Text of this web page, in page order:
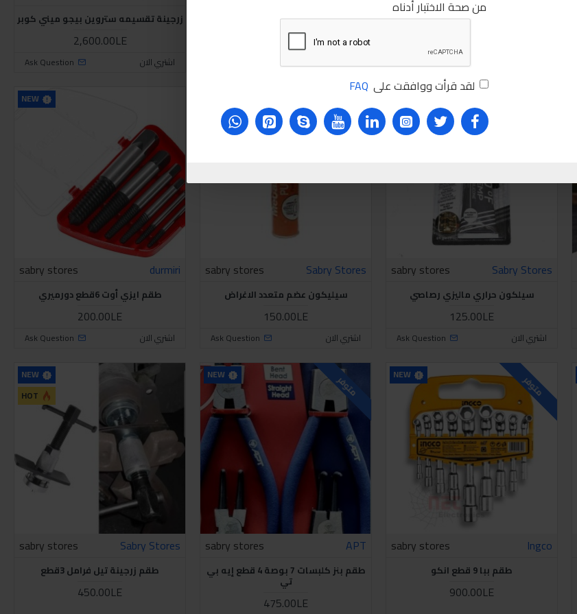
من صحة الاختبار أدناه
لقد قرأت ووافقت على FAQ
زرجينة بلي داخلي
Ask Question
زرجينة تقسيمه اسكودا وA7
3,400.00LE
اشتري الان
زرجينة تقسيمه ستروين بيجو ميني كوبر
2,600.00LE
اشتري الان Ask Question
Sabry Stores
sabry stores
سيلكون حراري ماليزي رصاصي
125.00LE
اشتري الان Ask Question
Sabry Stores
sabry stores
سيليكون عضم متعدد الاغراض
150.00LE
اشتري الان Ask Question
NEW
durmiri
sabry stores
طقم ايزي أوت 6قطع دورميري
200.00LE
اشتري الان Ask Question
NEW متوفر
Ingco
sabry stores
طقم ببا 9 قطع انكو
900.00LE
NEW متوفر
APT
sabry stores
طقم بنز كلبسات 7 بوصة 4 قطع إيه بي
تي
475.00LE
NEW
HOT
Sabry Stores
sabry stores
طقم زرجينة تيل فرامل 3قطع
450.00LE